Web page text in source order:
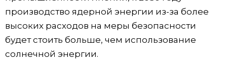
Блог
Японский язык official SNS
производство ядерной энергии из-за более
высоких расходов на меры безопасности
будет стоить больше, чем использование
солнечной энергии.